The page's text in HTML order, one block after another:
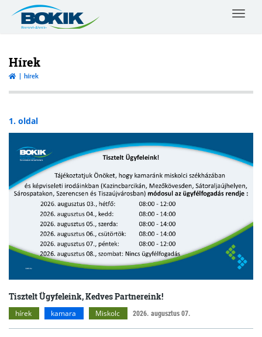
Zemplén
Vármegyei
Kereskedelmi
és
Toggle
Hírek
hírek
1. oldal
Tisztelt Ügyfeleink, Kedves Partnereink!
hírek kamara Miskolc 2026. augusztus 07.